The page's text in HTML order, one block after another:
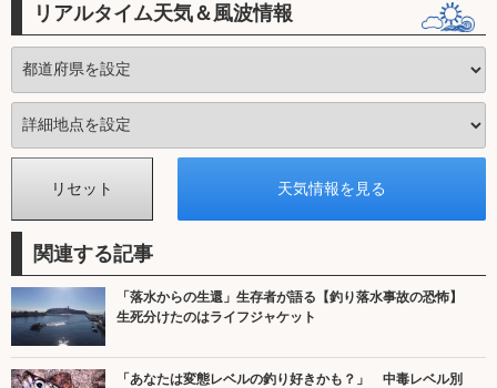
リアルタイム天気＆風波情報
関連する記事
「落水からの生還」生存者が語る【釣り落水事故の恐怖】
生死分けたのはライフジャケット
「あなたは変態レベルの釣り好きかも？」 中毒レベル別